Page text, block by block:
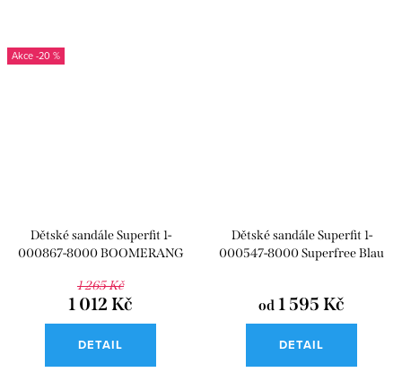
-20 %
Dětské sandále Superfit 1-
000867-8000 BOOMERANG
1 265 Kč
1 012 Kč
DETAIL
Dětské sandále Superfit 1-
000547-8000 Superfree Blau
od 1 595 Kč
DETAIL